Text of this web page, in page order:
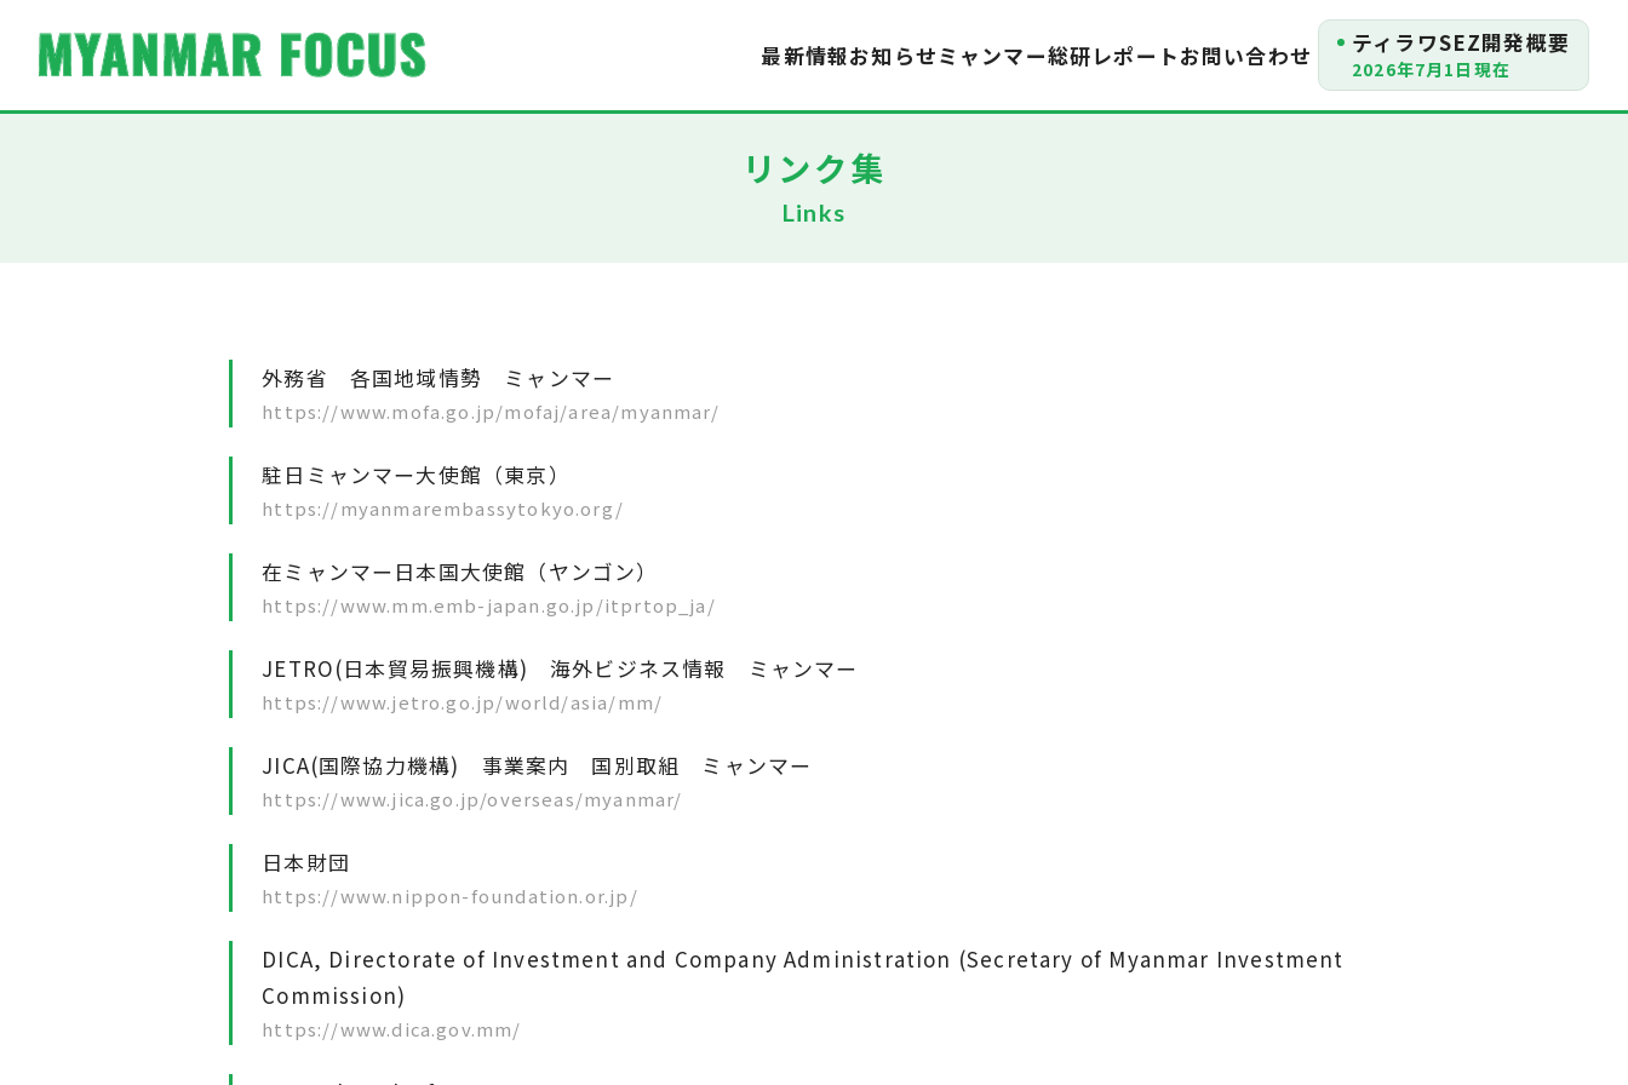
最新情報お知らせミャンマー総研レポートお問い合わせ ティラワSEZ開発概要
2026年7月1日現在
リンク集
Links
外務省 各国地域情勢 ミャンマー
https://www.mofa.go.jp/mofaj/area/myanmar/
駐日ミャンマー大使館（東京）
https://myanmarembassytokyo.org/
在ミャンマー日本国大使館（ヤンゴン）
https://www.mm.emb-japan.go.jp/itprtop_ja/
JETRO(日本貿易振興機構) 海外ビジネス情報 ミャンマー
https://www.jetro.go.jp/world/asia/mm/
JICA(国際協力機構) 事業案内 国別取組 ミャンマー
https://www.jica.go.jp/overseas/myanmar/
日本財団
https://www.nippon-foundation.or.jp/
DICA, Directorate of Investment and Company Administration (Secretary of Myanmar Investment
Commission)
https://www.dica.gov.mm/